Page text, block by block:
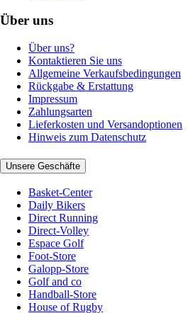
Über uns
Über uns?
Kontaktieren Sie uns
Allgemeine Verkaufsbedingungen
Rückgabe & Erstattung
Impressum
Zahlungsarten
Lieferkosten und Versandoptionen
Hinweis zum Datenschutz
Unsere Geschäfte
Basket-Center
Daily Bikers
Direct Running
Direct-Volley
Espace Golf
Foot-Store
Galopp-Store
Golf and co
Handball-Store
House of Rugby